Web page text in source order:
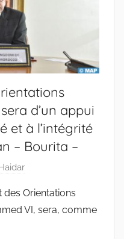
d’un appui
et à l’intégrité
– Bourita –
Orientations
VI, sera, comme